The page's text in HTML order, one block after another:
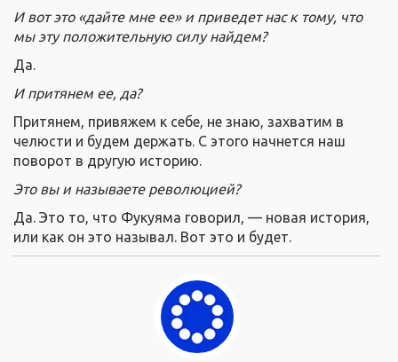
И вот это «дайте мне ее» и приведет нас к тому, что
мы эту положительную силу найдем?
Да.
И притянем ее, да?
Притянем, привяжем к себе, не знаю, захватим в
челюсти и будем держать. С этого начнется наш
поворот в другую историю.
Это вы и называете революцией?
Да. Это то, что Фукуяма говорил, — новая история,
или как он это называл. Вот это и будет.